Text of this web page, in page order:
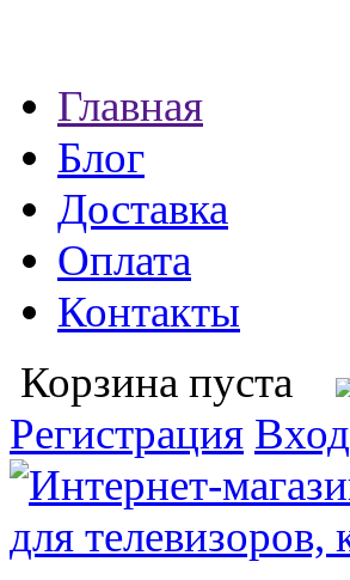
Главная
Блог
Доставка
Оплата
Контакты
Корзина пуста
Регистрация Вход